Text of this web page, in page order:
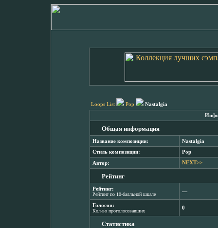
Loops List Pop Nastalgia
Общая информация
Название композиции: Nastalgia
Стиль композиции: Pop
Автор: NEXT>>
Рейтинг
Рейтинг:
Рейтинг по 10-балльной шкале
―
Голосов:
Кол-во проголосовавших
0
Статистика